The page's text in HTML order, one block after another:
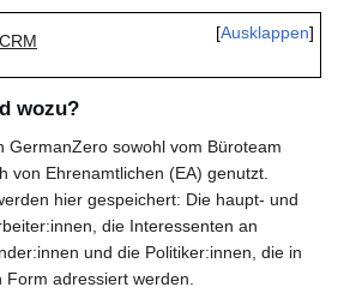
Ausklappen
wozu?
GermanZero sowohl vom Büroteam
von Ehrenamtlichen (EA) genutzt.
hier gespeichert: Die haupt- und
die Interessenten an
und die Politiker:innen, die in
Form adressiert werden.